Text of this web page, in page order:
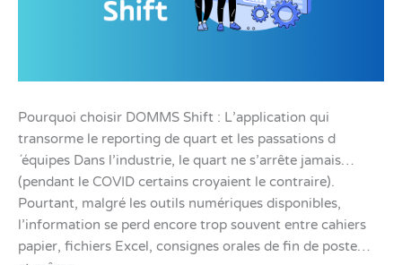
Pourquoi choisir DOMMS Shift : L’application qui
transorme le reporting de quart et les passations d
´équipes Dans l’industrie, le quart ne s’arrête jamais…
(pendant le COVID certains croyaient le contraire).
Pourtant, malgré les outils numériques disponibles,
l’information se perd encore trop souvent entre cahiers
papier, fichiers Excel, consignes orales de fin de poste…